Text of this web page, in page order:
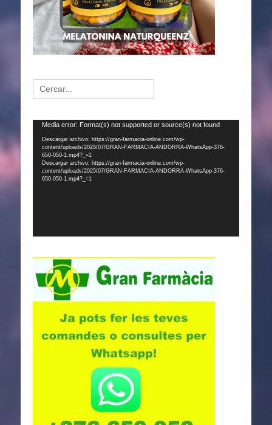
Buscar:
Reproductor
vídeo
Media error: Format(s) not supported or source(s) not found
Descargar archivo: https://gran-farmacia-online.com/wp-
content/uploads/2025/07/GRAN-FARMACIA-ANDORRA-WhatsApp-376-
650-050-1.mp4?_=1
Descargar archivo: https://gran-farmacia-online.com/wp-
content/uploads/2025/07/GRAN-FARMACIA-ANDORRA-WhatsApp-376-
650-050-1.mp4?_=1